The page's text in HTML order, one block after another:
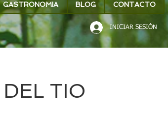
GASTRONOMIA BLOG CONTACTO
INICIAR SESIÓN
TIO